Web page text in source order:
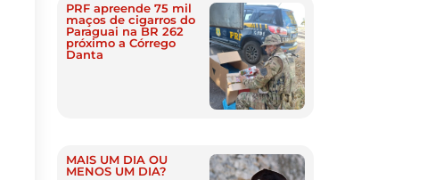
PRF apreende 75 mil
maços de cigarros do
Paraguai na BR 262
próximo a Córrego
Danta
MAIS UM DIA OU
MENOS UM DIA?